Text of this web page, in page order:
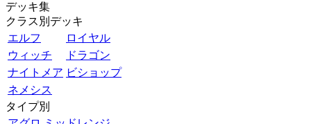
デッキ集
クラス別デッキ
エルフ
ロイヤル
ウィッチ
ドラゴン
ナイトメア ビショップ
ネメシス
タイプ別